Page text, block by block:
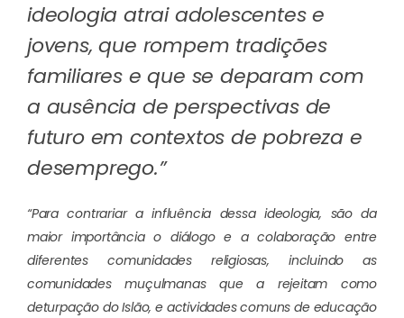
ideologia atrai adolescentes e
jovens, que rompem tradições
familiares e que se deparam com
a ausência de perspectivas de
futuro em contextos de pobreza e
desemprego.”
“Para contrariar a influência dessa ideologia, são da
maior importância o diálogo e a colaboração entre
diferentes comunidades religiosas, incluindo as
comunidades muçulmanas que a rejeitam como
deturpação do Islão, e actividades comuns de educação